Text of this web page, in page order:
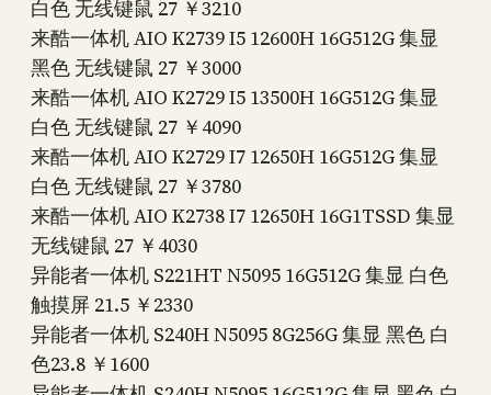
白色 无线键鼠 27 ￥3210
来酷一体机 AIO K2739 I5 12600H 16G512G 集显
黑色 无线键鼠 27 ￥3000
来酷一体机 AIO K2729 I5 13500H 16G512G 集显
白色 无线键鼠 27 ￥4090
来酷一体机 AIO K2729 I7 12650H 16G512G 集显
白色 无线键鼠 27 ￥3780
来酷一体机 AIO K2738 I7 12650H 16G1TSSD 集显
无线键鼠 27 ￥4030
异能者一体机 S221HT N5095 16G512G 集显 白色
触摸屏 21.5 ￥2330
异能者一体机 S240H N5095 8G256G 集显 黑色 白
色23.8 ￥1600